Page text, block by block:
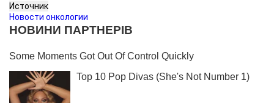
Источник
Новости онкологии